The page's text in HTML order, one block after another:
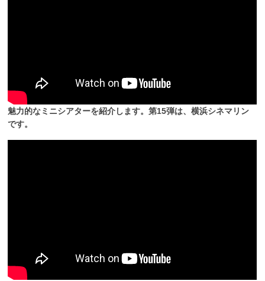
魅力的なミニシアターを紹介します。第15弾は、横浜シネマリン
です。